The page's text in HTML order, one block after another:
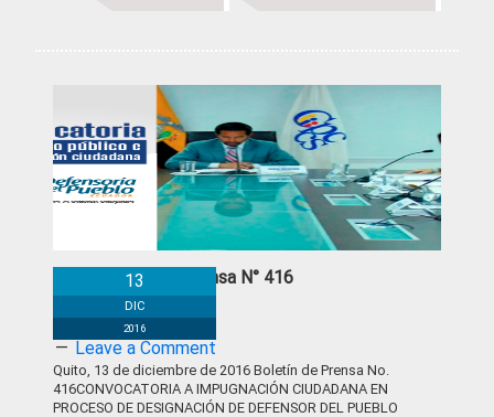
Boletín de Prensa N° 416
13
DIC
2016
Leave a Comment
Quito, 13 de diciembre de 2016 Boletín de Prensa No.
416CONVOCATORIA A IMPUGNACIÓN CIUDADANA EN
PROCESO DE DESIGNACIÓN DE DEFENSOR DEL PUEBLO